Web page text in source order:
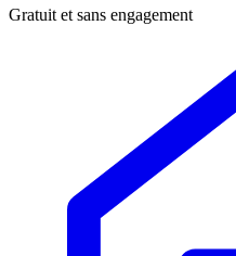
Gratuit et sans engagement